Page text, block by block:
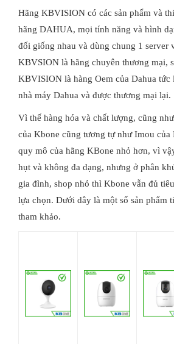
Hãng KBVISION có các sản phẩm và
hãng DAHUA, mọi tính năng và hình
đối giống nhau và dùng chung 1 server
KBVSION là hãng chuyên thương mại,
KBVISION là hàng Oem của Dahua tức
nhà máy Dahua và được thương mại lại.
Vì thế hàng hóa và chất lượng, cũng
của Kbone cũng tương tự như Imou của
quy mô của hãng KBone nhỏ hơn, vì
hụt và không đa dạng, nhưng ở phân
gia đình, shop nhỏ thì Kbone vẫn đủ
lựa chọn. Dưới dây là một số sản phẩm
tham khảo.